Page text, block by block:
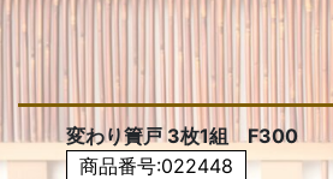
変わり簀戸 3枚1組 F300
商品番号:022448